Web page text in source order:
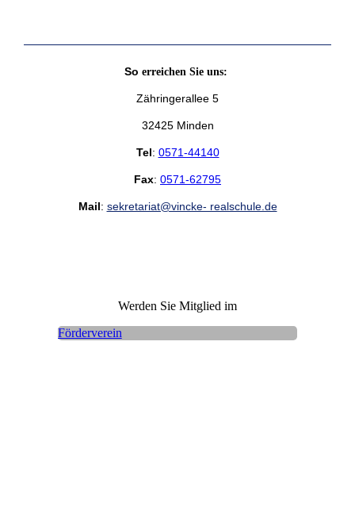
So erreichen Sie uns:
Zähringerallee 5
32425 Minden
Tel: 0571-44140
Fax: 0571-62795
Mail: sekretariat@vincke- realschule.de
Werden Sie Mitglied im
Förderverein